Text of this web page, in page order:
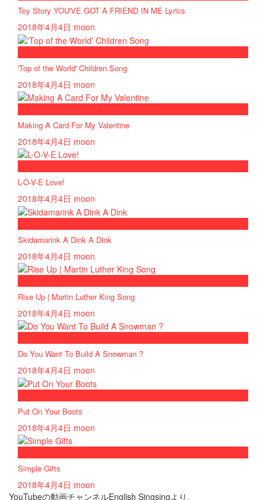
Toy Story YOU'VE GOT A FRIEND IN ME Lyrics
2018年4月4日 moon
'Top of the World' Children Song
2018年4月4日 moon
Making A Card For My Valentine
2018年4月4日 moon
L-O-V-E Love!
2018年4月4日 moon
Skidamarink A Dink A Dink
2018年4月4日 moon
Rise Up | Martin Luther King Song
2018年4月4日 moon
Do You Want To Build A Snowman ?
2018年4月4日 moon
Put On Your Boots
2018年4月4日 moon
Simple Gifts
2018年4月4日 moon
YouTubeの動画チャンネルEnglish Singsingより。